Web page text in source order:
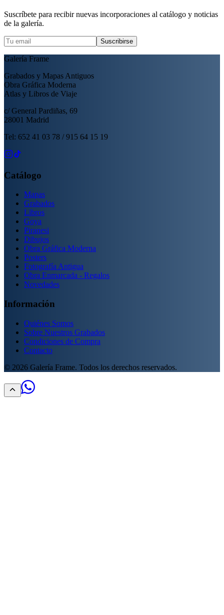
Suscríbete para recibir nuevas incorporaciones al catálogo y noticias
de la galería.
Suscribirse
Galería Frame
Grabados y Mapas Antiguos
Obra Gráfica Moderna
Atlas y Libros de Viaje
c/ General Pardiñas, 69
28001 Madrid
Tel: 652 41 03 78 / 915 64 15 19
Catálogo
Mapas
Grabados
Libros
Goya
Piranesi
Dibujos
Obra Gráfica Moderna
Posters
Fotografía Antigua
Obra Enmarcada - Regalos
Novedades
Información
Quiénes Somos
Sobre Nuestros Grabados
Condiciones de Compra
Contacto
© 2026 Galería Frame. Todos los derechos reservados.